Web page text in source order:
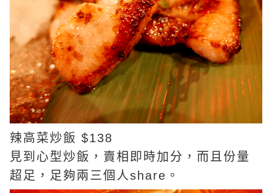
辣高菜炒飯 $138
見到心型炒飯，賣相即時加分，而且份量
超足，足夠兩三個人share。